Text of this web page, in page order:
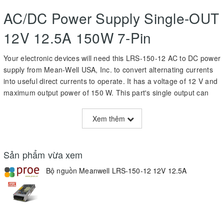
AC/DC Power Supply Single-OUT
12V 12.5A 150W 7-Pin
Your electronic devices will need this LRS-150-12 AC to DC power
supply from Mean-Well USA, Inc. to convert alternating currents
into useful direct currents to operate. It has a voltage of 12 V and
maximum output power of 150 W. This part's single output can
EU RoHS Compliant
ECCN (US)
Xem thêm
Sản phẩm vừa xem
Bộ nguồn Meanwell LRS-150-12 12V 12.5A